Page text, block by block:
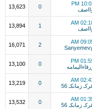
10:03
0
13,623
02:18
1
13,894
09:05
2
16,071
01:59
0
13,100
02:43
زمانكـ 56 0
13,219
01:35
زمانكـ 56 0
13,532